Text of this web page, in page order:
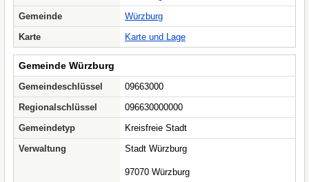
Gemeinde
Würzburg
Karte
Karte und Lage
Gemeinde Würzburg
Gemeindeschlüssel
09663000
Regionalschlüssel
096630000000
Gemeindetyp
Kreisfreie Stadt
Verwaltung
Stadt Würzburg
97070 Würzburg